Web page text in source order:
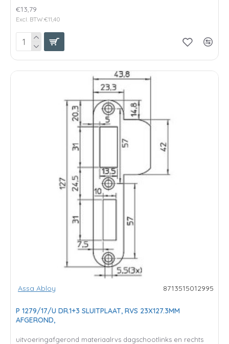
€13,79
Excl. BTW:€11,40
Assa Abloy 8713515012995
P 1279/17/U DR.1+3 SLUITPLAAT, RVS 23X127.3MM
AFGEROND,
uitvoeringafgerond materiaalrvs dagschootlinks en rechts